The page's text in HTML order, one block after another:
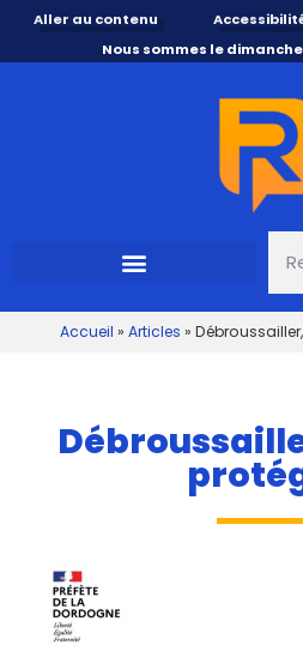
Aller au contenu
Nous sommes le dimanche
Accueil » Articles »